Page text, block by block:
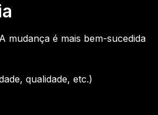
mudança é mais bem-sucedida
qualidade, etc.)